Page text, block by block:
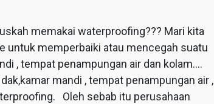
memakai waterproofing??? Mari kita
untuk memperbaiki atau mencegah suatu
, tempat penampungan air dan kolam….
mandi , tempat penampungan air ,
Oleh sebab itu perusahaan